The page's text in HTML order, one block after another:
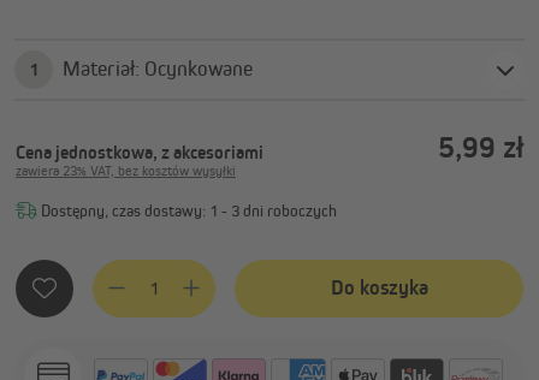
1 Materiał: Ocynkowane
Cena jednostkowa, z akcesoriami 5,99 zł
zawiera 23% VAT, bez kosztów wysyłki
Dostępny, czas dostawy: 1 - 3 dni roboczych
Ilość produktu: Wprowadź żądaną ilość lub użyj
Do koszyka